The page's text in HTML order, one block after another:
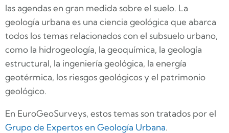
las agendas en gran medida sobre el suelo. La
geología urbana es una ciencia geológica que abarca
todos los temas relacionados con el subsuelo urbano,
como la hidrogeología, la geoquímica, la geología
estructural, la ingeniería geológica, la energía
geotérmica, los riesgos geológicos y el patrimonio
geológico.
En EuroGeoSurveys, estos temas son tratados por el
Grupo de Expertos en Geología Urbana.